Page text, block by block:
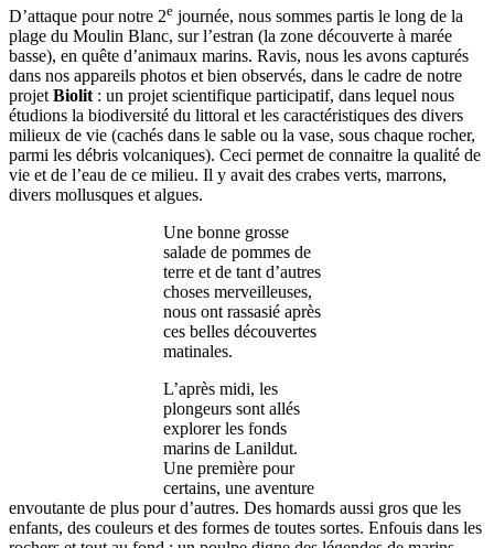
D’attaque pour notre 2e journée, nous sommes partis le long de la
plage du Moulin Blanc, sur l’estran (la zone découverte à marée
basse), en quête d’animaux marins. Ravis, nous les avons capturés
dans nos appareils photos et bien observés, dans le cadre de notre
projet Biolit : un projet scientifique participatif, dans lequel nous
étudions la biodiversité du littoral et les caractéristiques des divers
milieux de vie (cachés dans le sable ou la vase, sous chaque rocher,
parmi les débris volcaniques). Ceci permet de connaitre la qualité de
vie et de l’eau de ce milieu. Il y avait des crabes verts, marrons,
divers mollusques et algues.
Une bonne grosse
salade de pommes de
terre et de tant d’autres
choses merveilleuses,
nous ont rassasié après
ces belles découvertes
matinales.
L’après midi, les
plongeurs sont allés
explorer les fonds
marins de Lanildut.
Une première pour
certains, une aventure
envoutante de plus pour d’autres. Des homards aussi gros que les
enfants, des couleurs et des formes de toutes sortes. Enfouis dans les